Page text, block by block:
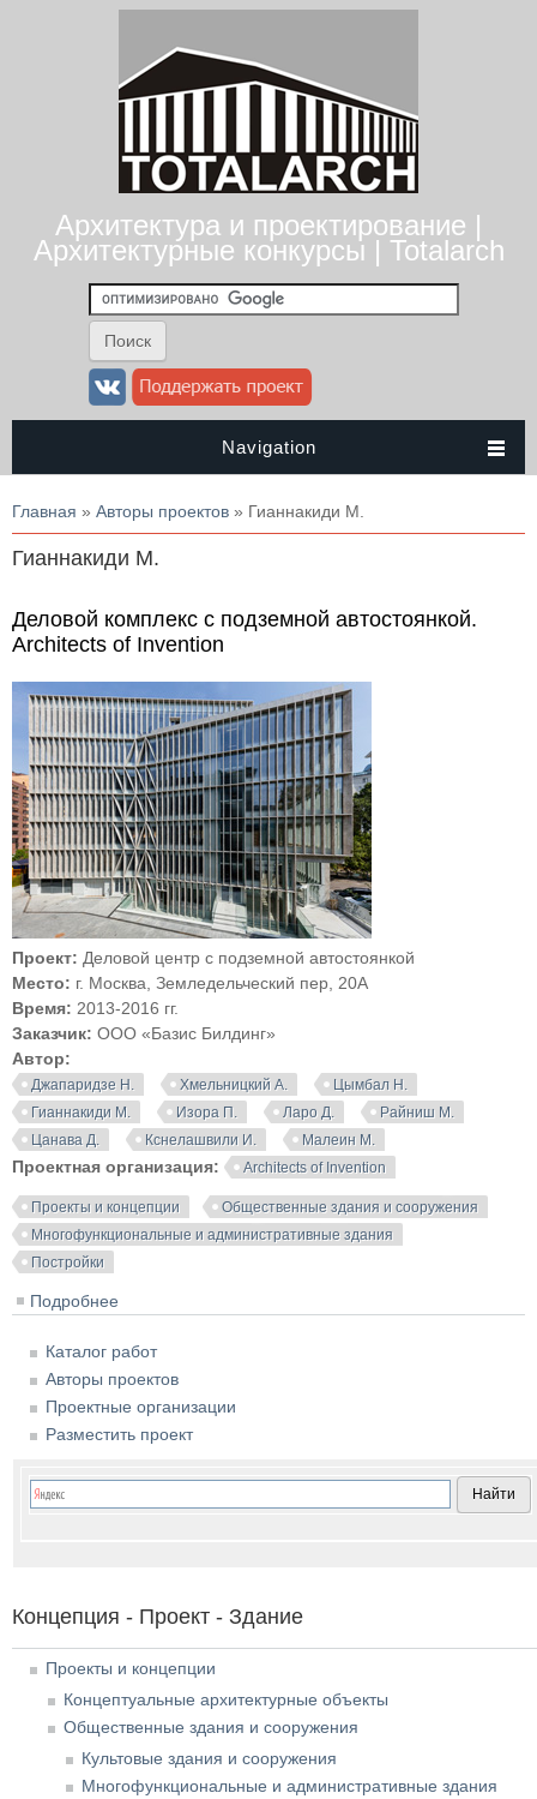
Архитектура и проектирование |
Архитектурные конкурсы | Totalarch
Navigation
Вы здесь
Главная » Авторы проектов » Гианнакиди М.
Гианнакиди М.
Деловой комплекс с подземной автостоянкой.
Architects of Invention
Проект: Деловой центр с подземной автостоянкой
Место: г. Москва, Земледельческий пер, 20А
Время: 2013-2016 гг.
Заказчик: ООО «Базис Билдинг»
Автор:
Джапаридзе Н. Хмельницкий А.
Цымбал Н.
Гианнакиди М.
Изора П. Ларо Д.
Райниш М.
Цанава Д.
Кснелашвили И. Малеин М.
Проектная организация: Architects of Invention
Проекты и концепции
Общественные здания и сооружения
Многофункциональные и административные здания
Постройки
Подробнее
Каталог работ
Авторы проектов
Проектные организации
Разместить проект
Концепция - Проект - Здание
Проекты и концепции
Концептуальные архитектурные объекты
Общественные здания и сооружения
Культовые здания и сооружения
Многофункциональные и административные здания